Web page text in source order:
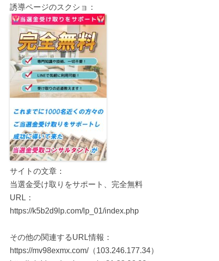
誘導ページのスクショ：
サイトの文章：
当選金受け取りをサポート、完全無料
URL：
https://k5b2d9lp.com/lp_01/index.php
その他の関連するURL情報：
https://mv98exmx.com/（103.246.177.34）